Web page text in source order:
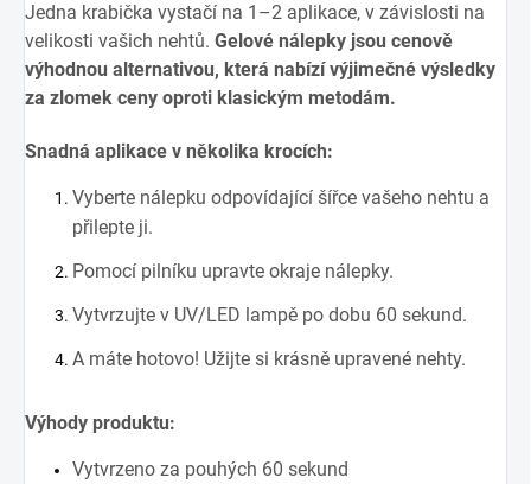
Jedna krabička vystačí na 1–2 aplikace, v závislosti na
velikosti vašich nehtů. Gelové nálepky jsou cenově
výhodnou alternativou, která nabízí výjimečné výsledky
za zlomek ceny oproti klasickým metodám.
Snadná aplikace v několika krocích:
Vyberte nálepku odpovídající šířce vašeho nehtu a
přilepte ji.
Pomocí pilníku upravte okraje nálepky.
Vytvrzujte v UV/LED lampě po dobu 60 sekund.
A máte hotovo! Užijte si krásně upravené nehty.
Výhody produktu:
Vytvrzeno za pouhých 60 sekund